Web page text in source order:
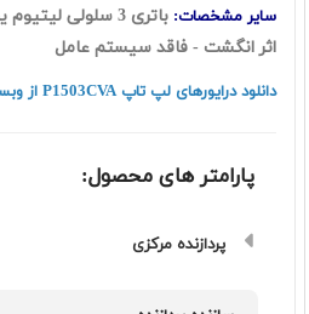
سایر مشخصات:
اثر انگشت - فاقد سیستم عامل
دانلود درایورهای لپ تاپ P1503CVA از وبسایت ایسوس
پارامتر های محصول:
پردازنده مرکزی